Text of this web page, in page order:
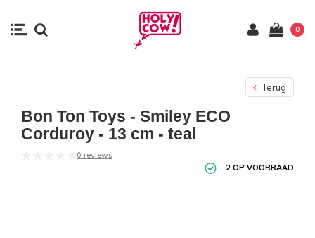
0
Terug
Bon Ton Toys - Smiley ECO
Corduroy - 13 cm - teal
0 reviews
2 OP VOORRAAD